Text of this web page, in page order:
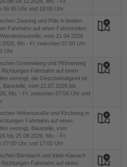
06:45 Uhr und 18:00 Uhr
Zwaring und Pöls in beiden
Fahrbahn auf einen Fahrstreifen
vom 21.04.2026
Mo - Fr zwischen 07:00 Uhr
Uhr
Greimelweg und Pfrimerweg
Richtungen Fahrbahn auf einen
verengt, die Geschwindigkeit ist
Baustelle, vom 21.07.2026 bis
Mo. - Fr. zwischen 07:00 Uhr und
Höhenstraße und Kirchweg in
Fahrbahn auf einen
verengt, Baustelle, vom
bis 25.08.2026, Mo. - Fr.
07:00 Uhr und 17:00 Uhr
Bärnbach und Klein-Kainach
Richtungen Fahrbahn auf einen